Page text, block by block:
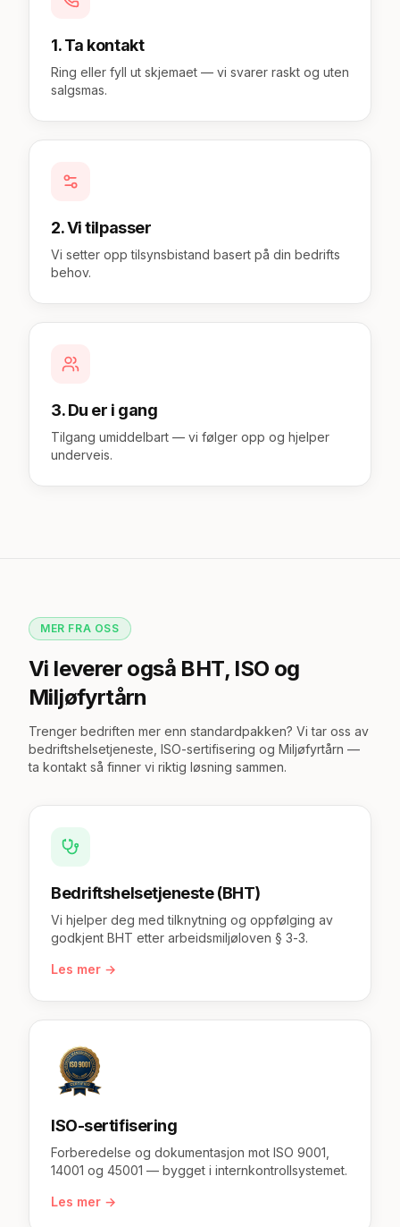
1. Ta kontakt
Ring eller fyll ut skjemaet — vi svarer raskt og uten
salgsmas.
2. Vi tilpasser
Vi setter opp tilsynsbistand basert på din bedrifts
behov.
3. Du er i gang
Tilgang umiddelbart — vi følger opp og hjelper
underveis.
MER FRA OSS
Vi leverer også BHT, ISO og
Miljøfyrtårn
Trenger bedriften mer enn standardpakken? Vi tar oss av
bedriftshelsetjeneste, ISO-sertifisering og Miljøfyrtårn —
ta kontakt så finner vi riktig løsning sammen.
Bedriftshelsetjeneste (BHT)
Vi hjelper deg med tilknytning og oppfølging av
godkjent BHT etter arbeidsmiljøloven § 3-3.
Les mer →
ISO-sertifisering
Forberedelse og dokumentasjon mot ISO 9001,
14001 og 45001 — bygget i internkontrollsystemet.
Les mer →